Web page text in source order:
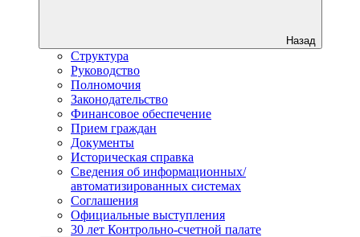
Назад
Структура
Руководство
Полномочия
Законодательство
Финансовое обеспечение
Прием граждан
Документы
Историческая справка
Сведения об информационных/
автоматизированных системах
Соглашения
Официальные выступления
30 лет Контрольно-счетной палате